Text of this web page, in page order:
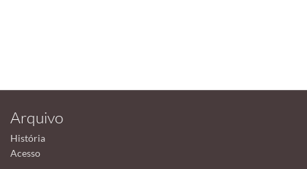
Arquivo
História
Acesso